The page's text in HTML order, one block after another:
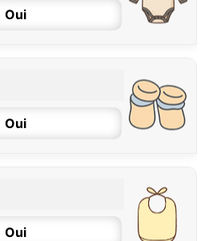
Oui
12 / 18 mois
Oui
Oui